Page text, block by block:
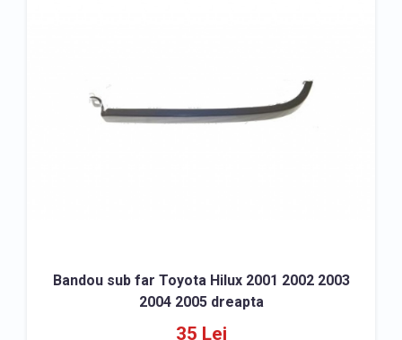
Bandou sub far Toyota Hilux 2001 2002 2003
2004 2005 dreapta
35 Lei